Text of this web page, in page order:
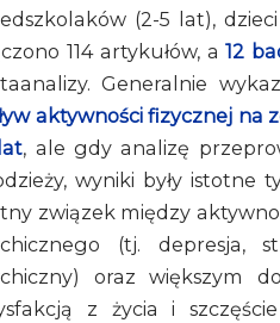
(2-5 lat),
114 artykułów, a12
Generalnie
aktywności fizycznej na
, ale gdy analizę
wyniki były istotne
związek między
(tj. depresja,
oraz większym
z życia i